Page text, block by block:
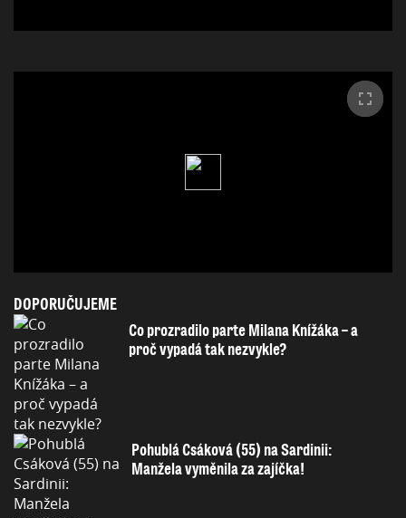
DOPORUČUJEME
Co prozradilo parte Milana Knížáka – a
proč vypadá tak nezvykle?
Pohublá Csáková (55) na Sardinii:
Manžela vyměnila za zajíčka!